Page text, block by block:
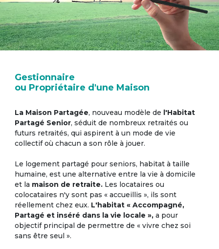
Gestionnaire
ou Propriétaire d'une Maison
La Maison Partagée, nouveau modèle de l'Habitat
Partagé Senior, séduit de nombreux retraités ou
futurs retraités, qui aspirent à un mode de vie
collectif où chacun a son rôle à jouer.
Le logement partagé pour seniors, habitat à taille
humaine, est une alternative entre la vie à domicile
et la maison de retraite. Les locataires ou
colocataires n'y sont pas « accueillis », ils sont
réellement chez eux. L'habitat « Accompagné,
Partagé et inséré dans la vie locale », a pour
objectif principal de permettre de « vivre chez soi
sans être seul ».